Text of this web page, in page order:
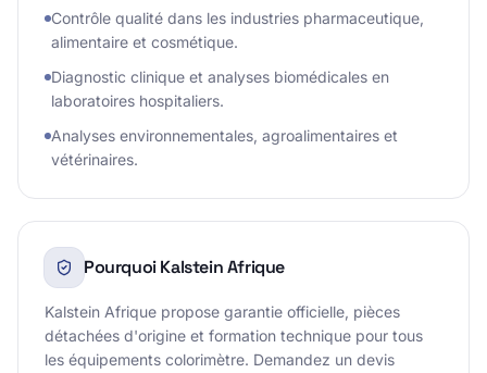
Contrôle qualité dans les industries pharmaceutique,
alimentaire et cosmétique.
Diagnostic clinique et analyses biomédicales en
laboratoires hospitaliers.
Analyses environnementales, agroalimentaires et
vétérinaires.
Pourquoi Kalstein Afrique
Kalstein Afrique propose garantie officielle, pièces
détachées d'origine et formation technique pour tous
les équipements colorimètre. Demandez un devis